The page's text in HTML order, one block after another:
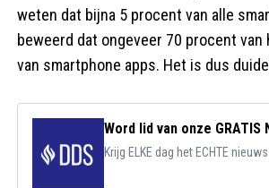
weten dat bijna 5 procent van alle
beweerd dat ongeveer 70 procent
van smartphone apps. Het is dus
Word lid van onze
Krijg ELKE dag het ECHTE